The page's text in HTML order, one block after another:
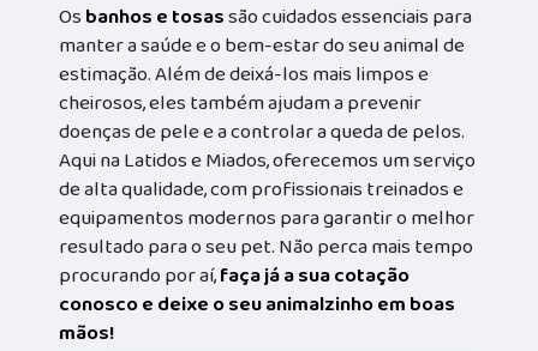
Osbanhos e tosassão cuidados essenciais para
manter a saúde e o bem-estar do seu animal de
estimação. Além de deixá-los mais limpos e
cheirosos, eles também ajudam a prevenir
doenças de pele e a controlar a queda de pelos.
Aqui na Latidos e Miados, oferecemos um serviço
de alta qualidade, com profissionais treinados e
equipamentos modernos para garantir o melhor
resultado para o seu pet. Não perca mais tempo
procurando por aí,faça já a sua cotação
conosco e deixe o seu animalzinho em boas
mãos!